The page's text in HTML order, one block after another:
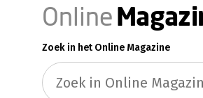
Online
Zoek in het Online Magazine